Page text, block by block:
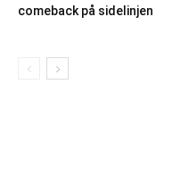
comeback på sidelinjen